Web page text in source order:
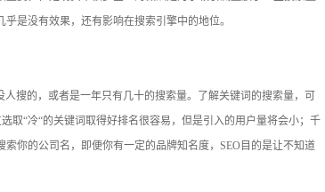
是没有效果，还有影响在搜索引擎中的地位。
搜的，或者是一年只有几十的搜索量。了解关键词的搜索量，可
取“冷“的关键词取得好排名很容易，但是引入的用户量将会小；千
你的公司名，即便你有一定的品牌知名度，SEO目的是让不知道